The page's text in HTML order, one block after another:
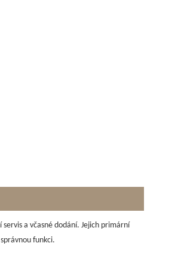
a včasné dodání. Jejich primární
funkci.